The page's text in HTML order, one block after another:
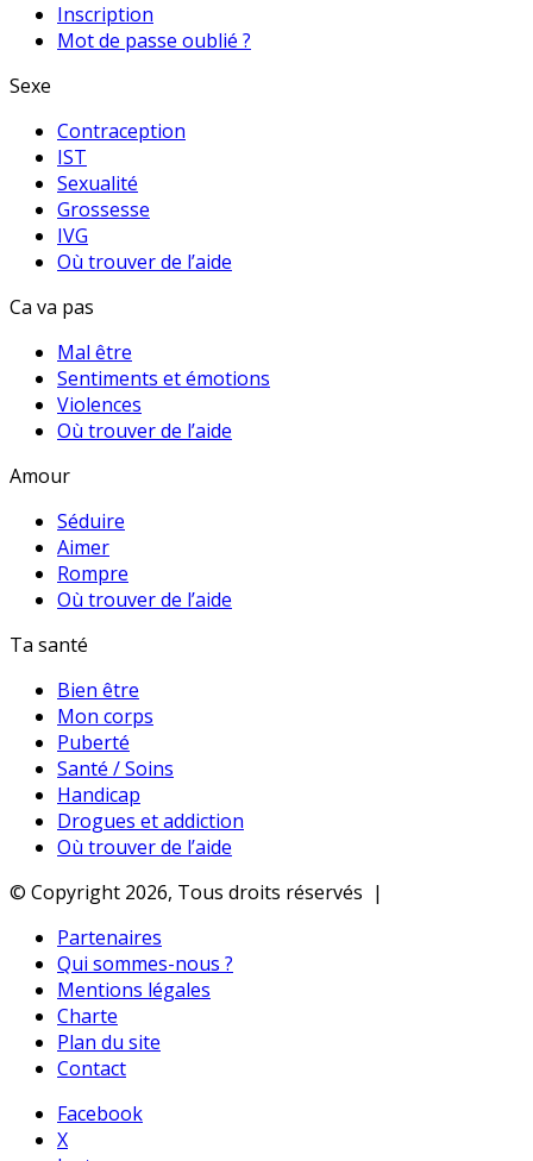
Inscription
Mot de passe oublié ?
Sexe
Contraception
IST
Sexualité
Grossesse
IVG
Où trouver de l’aide
Ca va pas
Mal être
Sentiments et émotions
Violences
Où trouver de l’aide
Amour
Séduire
Aimer
Rompre
Où trouver de l’aide
Ta santé
Bien être
Mon corps
Puberté
Santé / Soins
Handicap
Drogues et addiction
Où trouver de l’aide
© Copyright 2026, Tous droits réservés |
Partenaires
Qui sommes-nous ?
Mentions légales
Charte
Plan du site
Contact
Facebook
X